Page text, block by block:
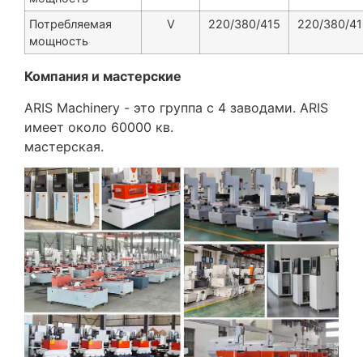
Потребляемая
мощность
V 220/380/415 220/380/
Компания и мастерские
ARIS Machinery - это группа с 4 заводами. ARIS
имеет около 60000 кв.
мастерская.